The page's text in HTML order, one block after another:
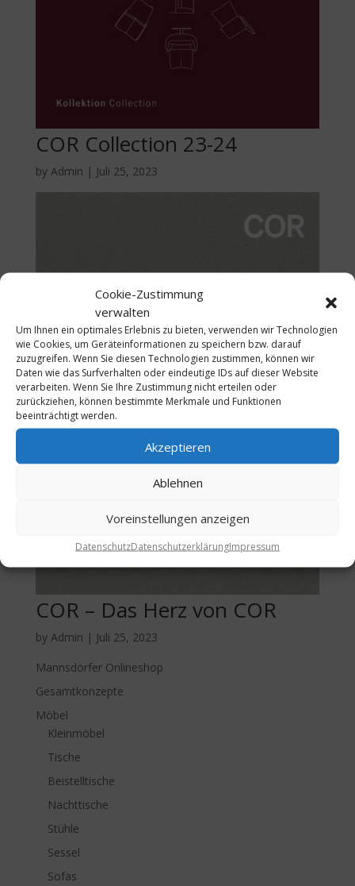
Cookie-Zustimmung
verwalten
Um Ihnen ein optimales Erlebnis zu bieten, verwenden wir Technologien
wie Cookies, um Geräteinformationen zu speichern bzw. darauf
zuzugreifen. Wenn Sie diesen Technologien zustimmen, können wir
Daten wie das Surfverhalten oder eindeutige IDs auf dieser Website
verarbeiten. Wenn Sie Ihre Zustimmung nicht erteilen oder
zurückziehen, können bestimmte Merkmale und Funktionen
beeinträchtigt werden.
Akzeptieren
Ablehnen
Voreinstellungen anzeigen
DatenschutzDatenschutzerklärungImpressum
COR Collection 23-24
by Admin | Juli 25, 2023
COR – Das Herz von COR
by Admin | Juli 25, 2023
Mannsdörfer Onlineshop
Gesamtkonzepte
Möbel
Kleinmöbel
Tische
Beistelltische
Nachttische
Stühle
Sessel
Sofas